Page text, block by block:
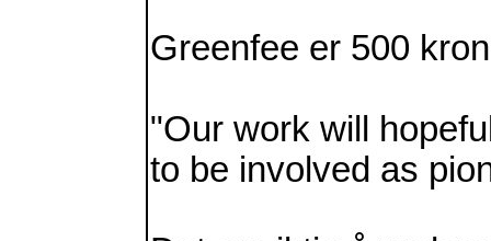
Greenfee er 500
"Our work will
to be involved as